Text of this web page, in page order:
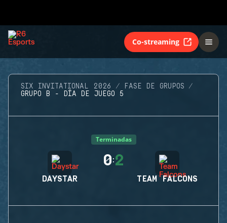
Co-streaming
SIX INVITATIONAL 2026
FASE DE GRUPOS
GRUPO B - DÍA DE JUEGO 5
Terminadas
DAYSTAR
0:2
TEAM FALCONS